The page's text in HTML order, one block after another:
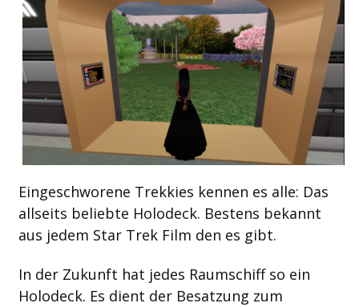
Eingeschworene Trekkies kennen es alle: Das
allseits beliebte Holodeck. Bestens bekannt
aus jedem Star Trek Film den es gibt.
In der Zukunft hat jedes Raumschiff so ein
Holodeck. Es dient der Besatzung zum